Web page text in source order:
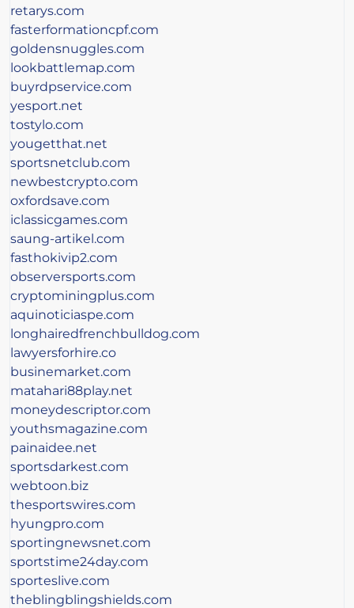
retarys.com
fasterformationcpf.com
goldensnuggles.com
lookbattlemap.com
buyrdpservice.com
yesport.net
tostylo.com
yougetthat.net
sportsnetclub.com
newbestcrypto.com
oxfordsave.com
iclassicgames.com
saung-artikel.com
fasthokivip2.com
observersports.com
cryptominingplus.com
aquinoticiaspe.com
longhairedfrenchbulldog.com
lawyersforhire.co
businemarket.com
matahari88play.net
moneydescriptor.com
youthsmagazine.com
painaidee.net
sportsdarkest.com
webtoon.biz
thesportswires.com
hyungpro.com
sportingnewsnet.com
sportstime24day.com
sporteslive.com
theblingblingshields.com